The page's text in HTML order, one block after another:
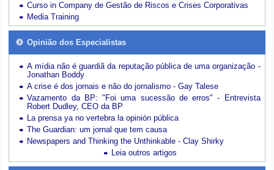
Curso in Company de Gestão de Riscos e Crises Corporativas
Media Training
Opinião dos Especialistas
A mídia não é guardiã da reputação pública de uma organização -
Jonathan Boddy
A crise é dos jornais e não do jornalismo - Gay Talese
Vazamento da BP: "Foi uma sucessão de erros" - Entrevista
Robert Dudley, CEO da BP
La prensa ya no vertebra la opinión pública
The Guardian: um jornal que tem causa
Newspapers and Thinking the Unthinkable - Clay Shirky
Leia outros artigos